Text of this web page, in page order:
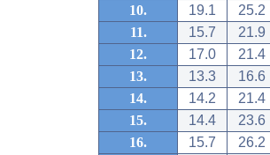
10.
19.1
25.2
11.
15.7
21.9
12.
17.0
21.4
13.
13.3
16.6
14.
14.2
21.4
15.
14.4
23.6
16.
15.7
26.2